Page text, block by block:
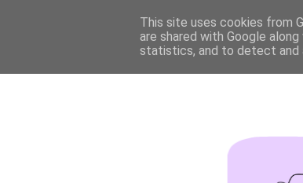
This site uses cookies from
are shared with Google
statistics, and to detect and